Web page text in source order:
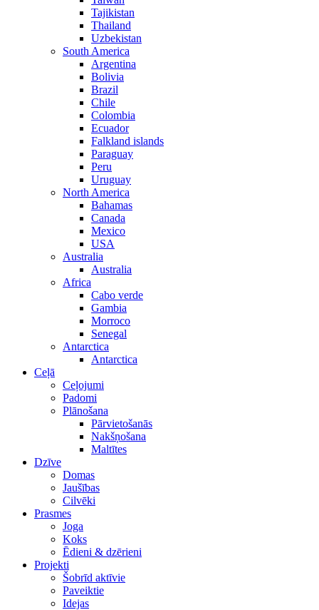
Tajikistan
Thailand
Uzbekistan
South America
Argentina
Bolivia
Brazil
Chile
Colombia
Ecuador
Falkland islands
Paraguay
Peru
Uruguay
North America
Bahamas
Canada
Mexico
USA
Australia
Australia
Africa
Cabo verde
Gambia
Morroco
Senegal
Antarctica
Antarctica
Ceļā
Ceļojumi
Padomi
Plānošana
Pārvietošanās
Nakšņošana
Maltītes
Dzīve
Domas
Jaušības
Cilvēki
Prasmes
Joga
Koks
Ēdieni & dzērieni
Projekti
Šobrīd aktīvie
Paveiktie
Idejas